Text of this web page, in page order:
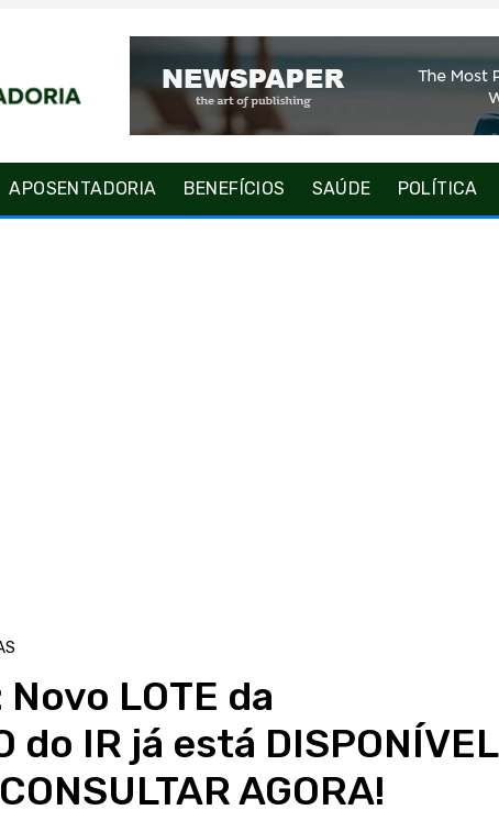
APOSENTADORIA BENEFÍCIOS SAÚDE POLÍTICA
Novo LOTE da
do IR já está DISPONÍVEL
AGORA!